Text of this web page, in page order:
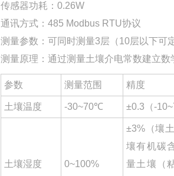
传感器功耗：0.26W
通讯方式：485 Modbus RTU协议
测量参数：可同时测量3层（10层以下可
测量原理：通过测量土壤介电常数建立数
参数 测量范围 精度
土壤温度 -30~70℃ ±0.3（-
土壤湿度 0~100%
±3%（壤
壤有机碳
量土壤（